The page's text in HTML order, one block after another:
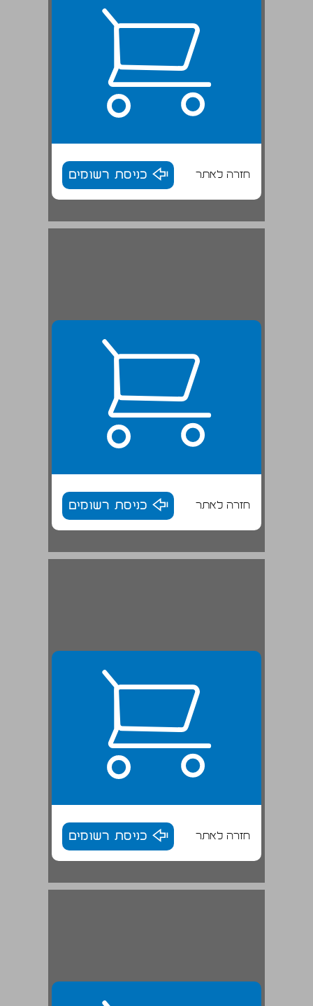
חזרה לאתר כניסת רשומים
חזרה לאתר כניסת רשומים
חזרה לאתר כניסת רשומים